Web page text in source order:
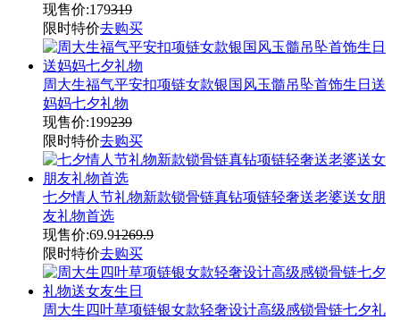
现售价:179319
限时特价去购买
周大生福气平安扣项链女款银国风玉髓吊坠首饰生日送
妈妈七夕礼物
现售价:199239
限时特价去购买
七夕情人节礼物新款锁骨链真钻项链轻奢送老婆送女朋
友礼物首选
现售价:69.91269.9
限时特价去购买
周大生四叶草项链银女款轻奢设计高级感锁骨链七夕礼